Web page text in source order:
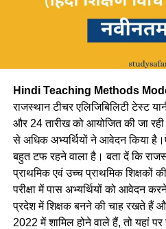
Hindi Teaching Methods
राजस्थान टीचर एलिजिबिलिटी टेस्ट
और 24 तारीख को आयोजित की जा
से अधिक अभ्यर्थियों ने आवेदन किया
बहुत टफ रहने वाला है। बता दें कि
प्राथमिक एवं उच्च प्राथमिक शिक्षकों
परीक्षा में पास अभ्यर्थियों को आवेदन
प्रदेश में शिक्षक बनने की चाह रखते हैं और
2022 में शामिल होने वाले हैं, तो यहां